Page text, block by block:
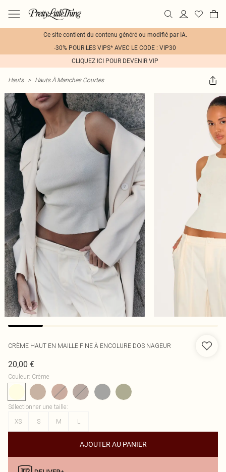
Ce site contient du contenu généré ou modifié par IA.
-30% POUR LES VIPS* AVEC LE CODE : VIP30
CLIQUEZ ICI POUR DEVENIR VIP
Hauts > Hauts À Manches Courtes
CRÈME HAUT EN MAILLE FINE À ENCOLURE DOS NAGEUR
20,00 €
Couleur: Crème
Sélectionner une taille:
XS
S M L
AJOUTER AU PANIER